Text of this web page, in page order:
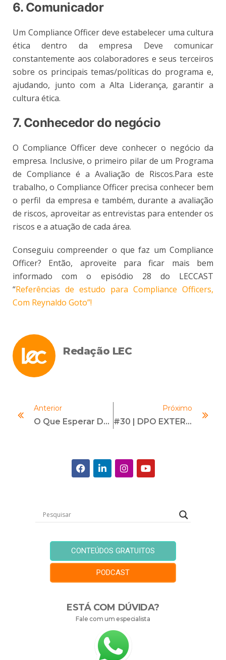
6. Comunicador
Um Compliance Officer deve estabelecer uma cultura
ética dentro da empresa Deve comunicar
constantemente aos colaboradores e seus terceiros
sobre os principais temas/políticas do programa e,
ajudando, junto com a Alta Liderança, garantir a
cultura ética.
7. Conhecedor do negócio
O Compliance Officer deve conhecer o negócio da
empresa. Inclusive, o primeiro pilar de um Programa
de Compliance é a Avaliação de Riscos.Para este
trabalho, o Compliance Officer precisa conhecer bem
o perfil da empresa e também, durante a avaliação
de riscos, aproveitar as entrevistas para entender os
riscos e a atuação de cada área.
Conseguiu compreender o que faz um Compliance
Officer? Então, aproveite para ficar mais bem
informado com o episódio 28 do LECCAST
“Referências de estudo para Compliance Officers,
Com Reynaldo Goto”!
Redação LEC
Anterior
O Que Esperar Do Plano Anticorrupção Do Governo Federal Do Brasil?
Próximo
#30 | DPO EXTERNO | Com Paula Braga
CONTEÚDOS GRATUITOS
PODCAST
ESTÁ COM DÚVIDA?
Fale com um especialista